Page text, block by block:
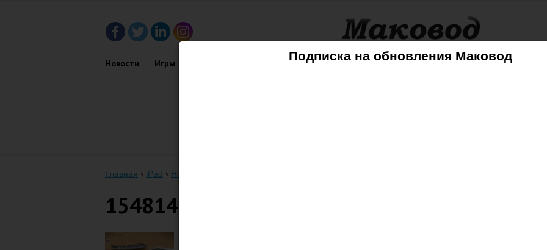
Подписка на обновления Маковод
Новости Игры Советы Mac iPhone iPad iPod AppleTV
Главная › iPad › Новый iPad — легче, тоньше, изогнутее
15481458782_e15b02159a_b-640×480